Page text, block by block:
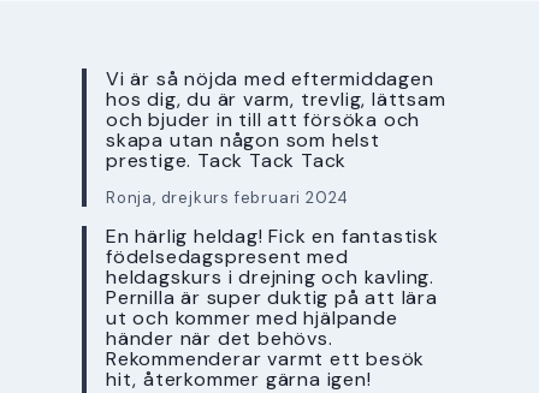
Vi är så nöjda med eftermiddagen
hos dig, du är varm, trevlig, lättsam
och bjuder in till att försöka och
skapa utan någon som helst
prestige. Tack Tack Tack
Ronja, drejkurs februari 2024
En härlig heldag! Fick en fantastisk
födelsedagspresent med
heldagskurs i drejning och kavling.
Pernilla är super duktig på att lära
ut och kommer med hjälpande
händer när det behövs.
Rekommenderar varmt ett besök
hit, återkommer gärna igen!